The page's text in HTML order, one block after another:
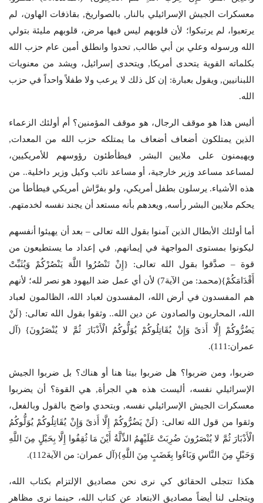
معسكرات الجيش الإسرائيلي بالنار, بالصواريخ, بقاذفات الهاون، لم
يرتعبوا، لم يرتبكوا؛ لأن قلوبهم ليس فيها مرض، قلوبهم مليئة بتولي
الله ورسوله وعلي بن أبي طالب, تحدوا وانطلق أمين عام حزب الله
بكلماته القوية يتحدى أمريكا, ويتحدى إسرائيل، ويشد من معنويات
اللبنانيين, ويقول بعبارة: إن كل ذلك لا يرعب ولا طفلاً واحداً في حزب
الله.
أليس هذا هو موقف الرجال، هو موقف المؤمنين؟ أم أولئك الزعماء
الذين يمتلكون أضعاف أضعاف ما يمتلكه حزب الله من المعدات,
ويهيمنون على ملايين البشر, فيطأطئون رؤوسهم للأمريكيين،
لمساعد مساعد وزير خارجية، أو مساعد نائب وكيل وزير داخلية.. من
هذه الأشياء. يرسلون بطفل أمريكي، ولو بفرََّاش أمريكي فيطأطأ من
يحكم ملايين البشر رأسه, ويعدهم بأنه مستعد أن يجند نفسه لخدمتهم.
أما أولئك الأبطال الذين آمنوا بقول الله تعالى – بعد أن يهيئوا أنفسهم
ليكونوا بمستوى المواجهة في إيمانهم, في إعداد ما يستطيعون من
قوة – صدَّقوا بقول الله تعالى: {إِنْ تَنْصُرُوا اللَّهَ يَنْصُرْكُمْ وَيُثَبِّتْ
أَقْدَامَكُمْ}(محمد: من الآية7) لأن أي عمل ضد اليهود هو نصر لله؛ لأنهم
هم المفسدون في أرض الله، المفسدون لعباد الله، الظالمون لعباد
الله، المحاربون والصادون عن دين الله.. وثقوا بقول الله تعالى: {لَنْ
يَضُرُّوكُمْ إِلَّا أَذىً وَإِنْ يُقَاتِلُوكُمْ يُوَلُّوكُمُ الْأَدْبَارَ ثُمَّ لا يُنْصَرُونَ} (آل
عمران:111).
ضربوا، ومن ضربوا؟ هل ضربوا بيتا هنا أو هناك؟ بل ضربوا الجيش
الإسرائيلي نفسه، أليست هذه هي الجرأة, هي القوة؟ أن يضربوا
معسكرات الجيش الإسرائيلي نفسه, وبتحدي واضح بالقول وبالفعل،
وثقوا من قول الله تعالى: {لَنْ يَضُرُّوكُمْ إِلَّا أَذىً وَإِنْ يُقَاتِلُوكُمْ يُوَلُّوكُمُ
الْأَدْبَارَ ثُمَّ لا يُنْصَرُونَ ضُرِبَتْ عَلَيْهِمُ الذِّلَّةُ أَيْنَ مَا ثُقِفُوا إِلَّا بِحَبْلٍ مِنَ اللَّهِ
وَحَبْلٍ مِنَ النَّاسِ وَبَاءُوا بِغَضَبٍ مِنَ اللَّهِ}(آل عمران: من الآية112).
هكذا تتجلى الحقائق كي نرى نحن مصاديق الإلتزام بكتاب الله،
ويتجلى لنا أيضاً مصاديق الابتعاد عن كتاب الله، حينما نرى مظاهر